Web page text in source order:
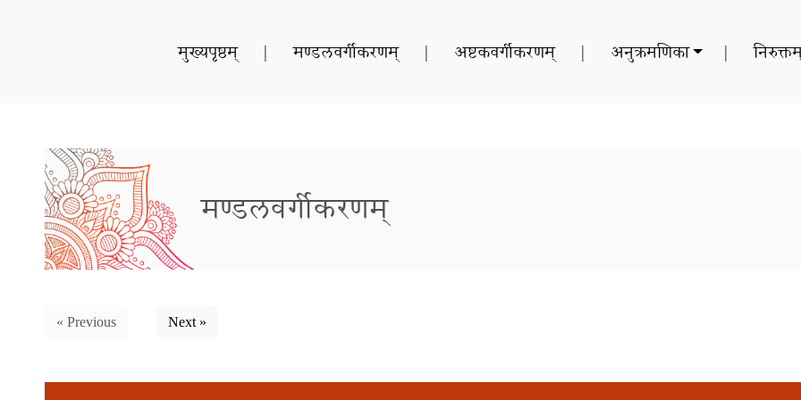
मुख्यपृष्ठम् | मण्डलवर्गीकरणम् | अष्टकवर्गीकरणम् | अनुक्रमणिका |
मण्डलवर्गीकरणम्
« Previous Next »